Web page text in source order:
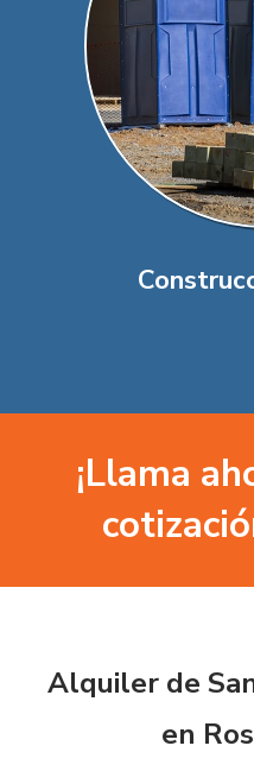
¡Llama
Alquiler de
en